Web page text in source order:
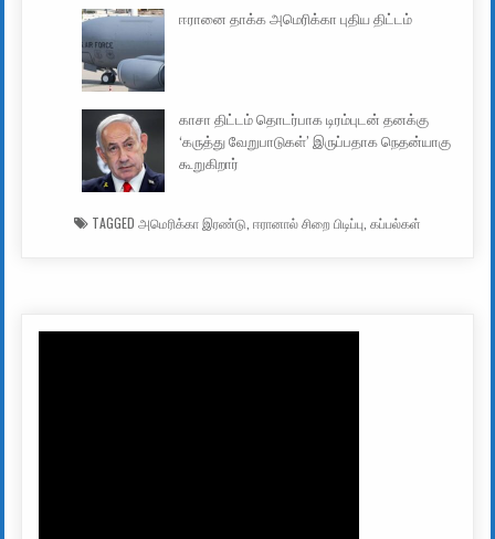
ஈரானை தாக்க அமெரிக்கா புதிய திட்டம்
காசா திட்டம் தொடர்பாக டிரம்புடன் தனக்கு
‘கருத்து வேறுபாடுகள்’ இருப்பதாக நெதன்யாகு
கூறுகிறார்
TAGGED அமெரிக்கா இரண்டு ஈரானால் சிறை பிடிப்பு கப்பல்கள்